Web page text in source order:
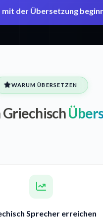
der Übersetzung
WARUM ÜBERSETZEN
Sprecher erreichen